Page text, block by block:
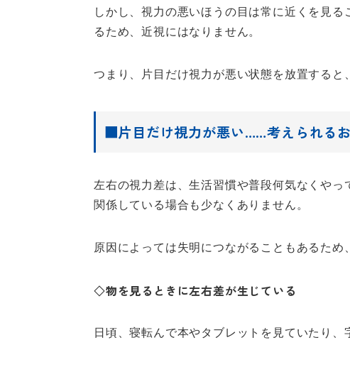
しかし、視力の悪いほうの目は常に近くを見
るため、近視にはなりません。
つまり、片目だけ視力が悪い状態を放置すると
■片目だけ視力が悪い……考えられる
左右の視力差は、生活習慣や普段何気なくや
関係している場合も少なくありません。
原因によっては失明につながることもあるた
◇物を見るときに左右差が生じている
日頃、寝転んで本やタブレットを見ていたり